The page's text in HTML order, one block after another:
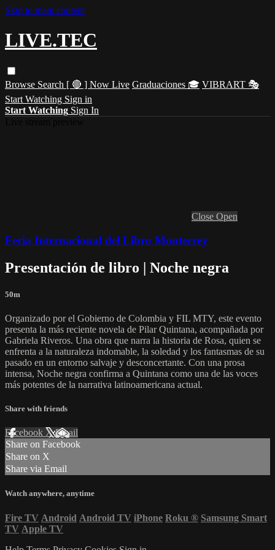
Skip to main content
LIVE.TEC
Browse Search [ 🔴 ] Now Live Graduaciones 🎓 VIBRART 🎭
Start Watching Sign in
Start Watching Sign In
Close Open
Feria Internacional del Libro Monterrey
Presentación de libro | Noche negra
50m
Organizado por el Gobierno de Colombia y FIL MTY, este evento
presenta la más reciente novela de Pilar Quintana, acompañada por
Gabriela Riveros. Una obra que narra la historia de Rosa, quien se
enfrenta a la naturaleza indomable, la soledad y los fantasmas de su
pasado en un entorno salvaje y desconcertante. Con una prosa
intensa, Noche negra confirma a Quintana como una de las voces
más potentes de la narrativa latinoamericana actual.
Share with friends
Facebook XEmail
Share on Facebook
Share on X
Share via Email
Watch anywhere, anytime
Fire TV Android Android TV iPhone Roku ® Samsung Smart
TV Apple TV